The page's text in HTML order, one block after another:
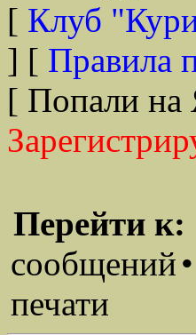
[ Клуб
] [ Правила
[ Попали на
Перейти к:
сообщений•
печати